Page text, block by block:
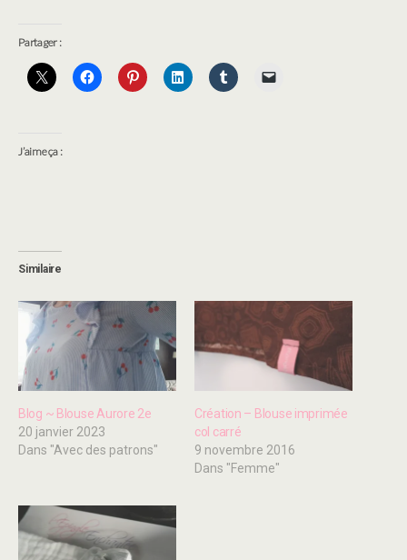
Partager :
J’aime ça :
Similaire
Blog ~ Blouse Aurore 2e
20 janvier 2023
Dans "Avec des patrons"
Création – Blouse imprimée
col carré
9 novembre 2016
Dans "Femme"